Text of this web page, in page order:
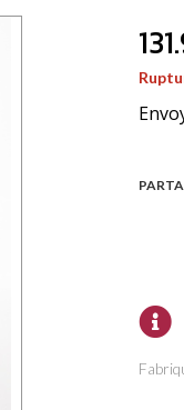
131